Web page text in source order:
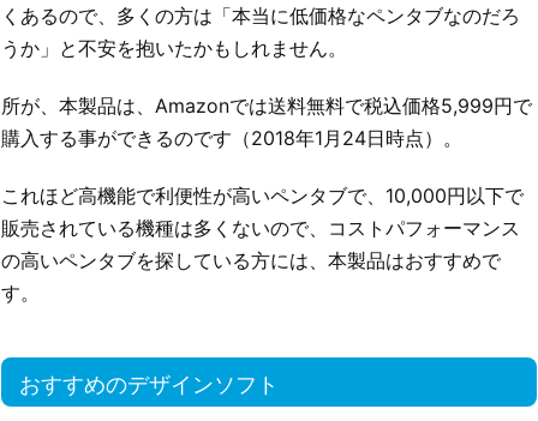
くあるので、多くの方は「本当に低価格なペンタブなのだろ
うか」と不安を抱いたかもしれません。
所が、本製品は、Amazonでは送料無料で税込価格5,999円で
購入する事ができるのです（2018年1月24日時点）。
これほど高機能で利便性が高いペンタブで、10,000円以下で
販売されている機種は多くないので、コストパフォーマンス
の高いペンタブを探している方には、本製品はおすすめで
す。
おすすめのデザインソフト